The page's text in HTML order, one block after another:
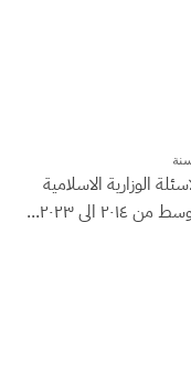
الوزارية الاسلامية
الى ٢٠٢٣...